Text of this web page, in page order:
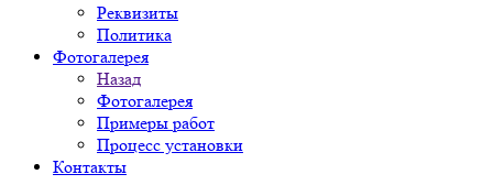
Реквизиты
Политика
Фотогалерея
Назад
Фотогалерея
Примеры работ
Процесс установки
Контакты